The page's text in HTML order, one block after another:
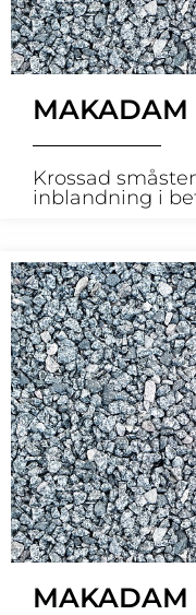
MAKADAM
Krossad
inblandning i
MAKADAM